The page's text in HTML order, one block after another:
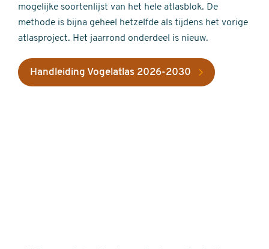
mogelijke soortenlijst van het hele atlasblok. De
methode is bijna geheel hetzelfde als tijdens het vorige
atlasproject. Het jaarrond onderdeel is nieuw.
Handleiding Vogelatlas 2026-2030